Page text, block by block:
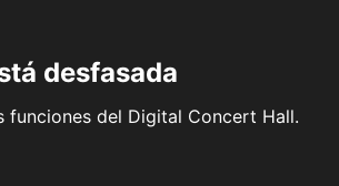
desfasada
del Digital Concert Hall.